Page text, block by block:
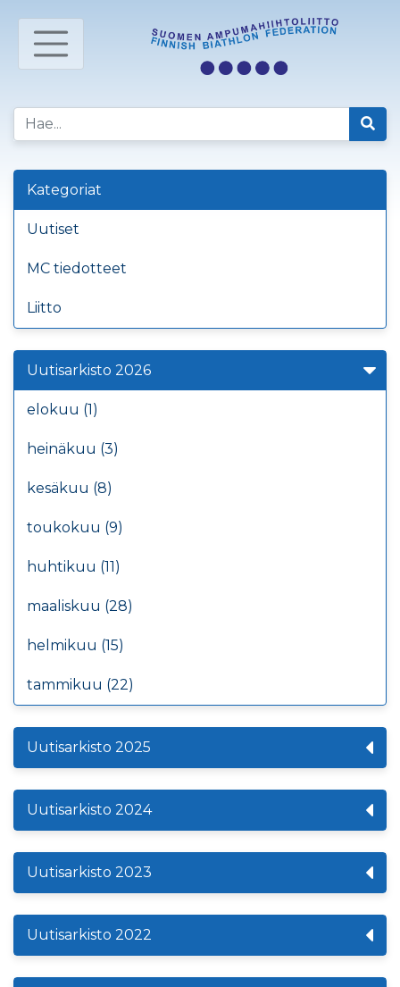
Kategoriat
Uutiset
MC tiedotteet
Liitto
Uutisarkisto 2026
elokuu (1)
heinäkuu (3)
kesäkuu (8)
toukokuu (9)
huhtikuu (11)
maaliskuu (28)
helmikuu (15)
tammikuu (22)
Uutisarkisto 2025
Uutisarkisto 2024
Uutisarkisto 2023
Uutisarkisto 2022